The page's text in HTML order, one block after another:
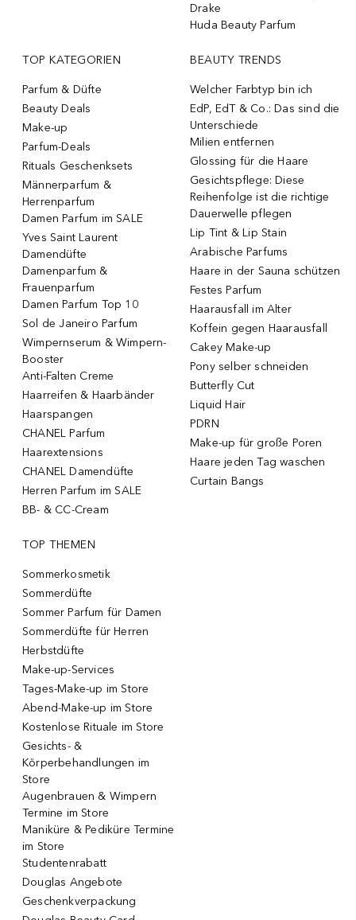
Drake
Huda Beauty Parfum
TOP KATEGORIEN
Parfum & Düfte
Beauty Deals
Make-up
Parfum-Deals
Rituals Geschenksets
Männerparfum &
Herrenparfum
Damen Parfum im SALE
Yves Saint Laurent
Damendüfte
Damenparfum &
Frauenparfum
Damen Parfum Top 10
Sol de Janeiro Parfum
Wimpernserum & Wimpern-
Booster
Anti-Falten Creme
Haarreifen & Haarbänder
Haarspangen
CHANEL Parfum
Haarextensions
CHANEL Damendüfte
Herren Parfum im SALE
BB- & CC-Cream
BEAUTY TRENDS
Welcher Farbtyp bin ich
EdP, EdT & Co.: Das sind die
Unterschiede
Milien entfernen
Glossing für die Haare
Gesichtspflege: Diese
Reihenfolge ist die richtige
Dauerwelle pflegen
Lip Tint & Lip Stain
Arabische Parfums
Haare in der Sauna schützen
Festes Parfum
Haarausfall im Alter
Koffein gegen Haarausfall
Cakey Make-up
Pony selber schneiden
Butterfly Cut
Liquid Hair
PDRN
Make-up für große Poren
Haare jeden Tag waschen
Curtain Bangs
TOP THEMEN
Sommerkosmetik
Sommerdüfte
Sommer Parfum für Damen
Sommerdüfte für Herren
Herbstdüfte
Make-up-Services
Tages-Make-up im Store
Abend-Make-up im Store
Kostenlose Rituale im Store
Gesichts- &
Körperbehandlungen im
Store
Augenbrauen & Wimpern
Termine im Store
Maniküre & Pediküre Termine
im Store
Studentenrabatt
Douglas Angebote
Geschenkverpackung